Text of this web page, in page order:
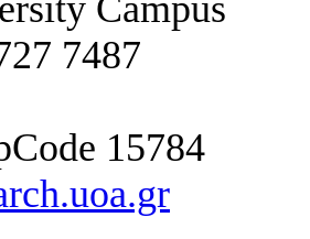
Campus
7487
15784